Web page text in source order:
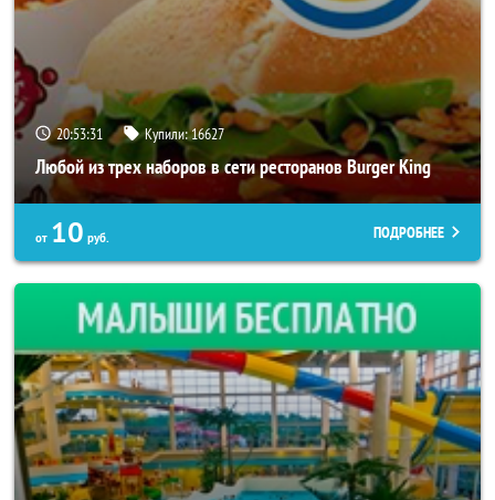
20:53:27 Купили:16627
Любой из трех наборов в сети ресторанов Burger King
от 10 руб. ПОДРОБНЕЕ